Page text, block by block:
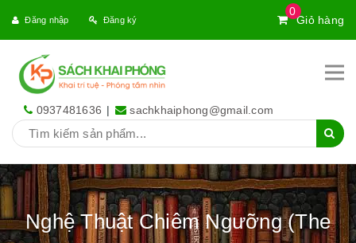
0
Giỏ hàng
Đăng nhập Đăng ký
0937481636 | sachkhaiphong@gmail.com
Nghệ Thuật Chiêm Ngưỡng (The